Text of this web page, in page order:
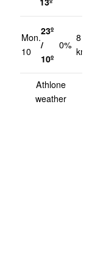
Mon.
10
23º
/
10º
0%
8
Athlone
weather